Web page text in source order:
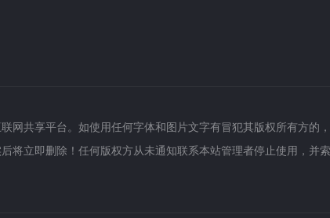
网共享平台。如使用任何字体和图片文字有冒犯其版权所有方
将立即删除！任何版权方从未通知联系本站管理者停止使用，并